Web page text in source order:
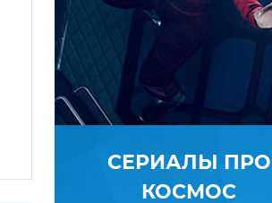
СЕРИАЛЫ ПРО
КОСМОС